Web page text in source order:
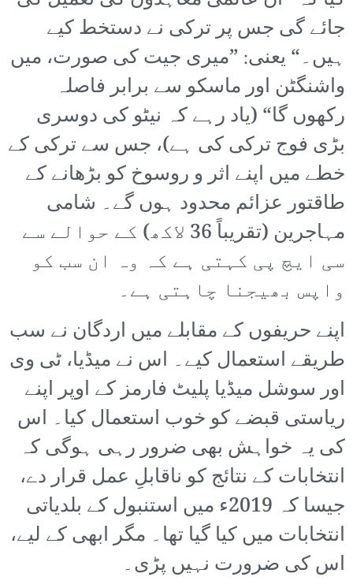
جائے گی جس پر ترکی نے دستخط کیے
ہیں۔“ یعنی: ”میری جیت کی صورت، میں
واشنگٹن اور ماسکو سے برابر فاصلہ
رکھوں گا“ (یاد رہے کہ نیٹو کی دوسری
بڑی فوج ترکی کی ہے)، جس سے ترکی کے
خطے میں اپنے اثر و روسوخ کو بڑھانے کے
طاقتور عزائم محدود ہوں گے۔ شامی
مہاجرین (تقریباً 36 لاکھ) کے حوالے سے
سی ایچ پی کہتی ہے کہ وہ ان سب کو
واپس بھیجنا چاہتی ہے۔
اپنے حریفوں کے مقابلے میں اردگان نے سب
طریقے استعمال کیے۔ اس نے میڈیا، ٹی وی
اور سوشل میڈیا پلیٹ فارمز کے اوپر اپنے
ریاستی قبضے کو خوب استعمال کیا۔ اس
کی یہ خواہش بھی ضرور رہی ہوگی کہ
انتخابات کے نتائج کو ناقابلِ عمل قرار دے،
جیسا کہ 2019ء میں استنبول کے بلدیاتی
انتخابات میں کیا گیا تھا۔ مگر ابھی کے لیے،
اس کی ضرورت نہیں پڑی۔